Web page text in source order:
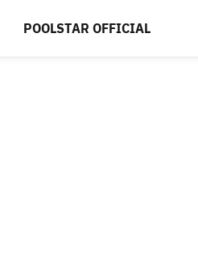
POOLSTAR OFFICIAL